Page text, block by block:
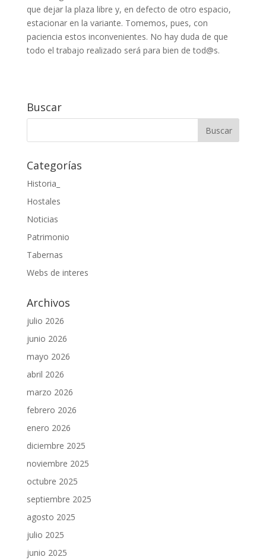
que dejar la plaza libre y, en defecto de otro espacio,
estacionar en la variante. Tomemos, pues, con
paciencia estos inconvenientes. No hay duda de que
todo el trabajo realizado será para bien de tod@s.
Buscar
Categorías
Historia_
Hostales
Noticias
Patrimonio
Tabernas
Webs de interes
Archivos
julio 2026
junio 2026
mayo 2026
abril 2026
marzo 2026
febrero 2026
enero 2026
diciembre 2025
noviembre 2025
octubre 2025
septiembre 2025
agosto 2025
julio 2025
junio 2025